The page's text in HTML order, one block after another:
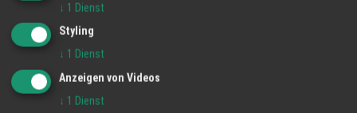
↓ 1 Dienst
Styling
↓ 1 Dienst
Anzeigen von Videos
↓ 1 Dienst